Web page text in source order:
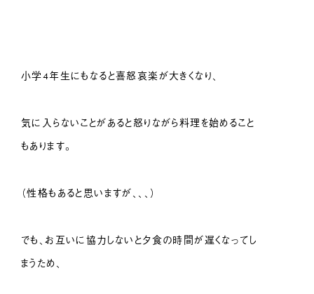
小学4年生にもなると喜怒哀楽が大きくなり、
気に入らないことがあると怒りながら料理を始めること
もあります。
（性格もあると思いますが、、、）
でも、お互いに協力しないと夕食の時間が遅くなってし
まうため、